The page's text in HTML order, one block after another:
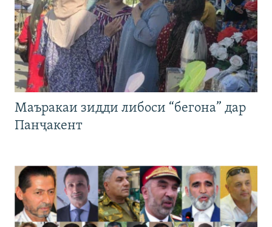
Маъракаи зидди либоси “бегона” дар
Панҷакент